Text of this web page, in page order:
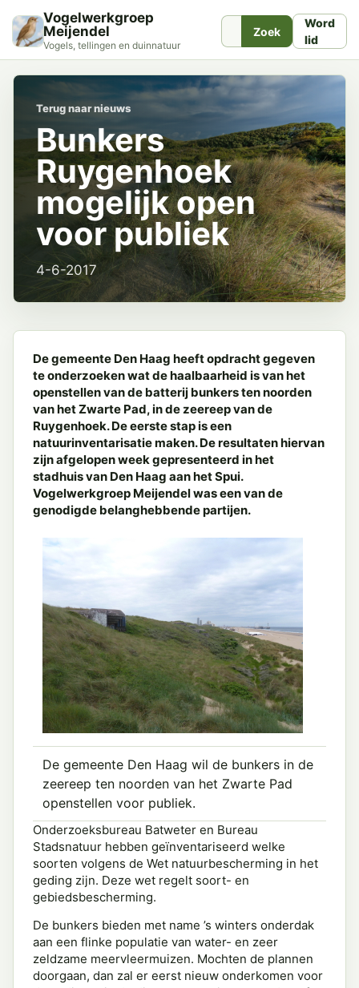
Vogelwerkgroep
Meijendel
Vogels, tellingen en duinnatuur
Zoek
Word
lid
Terug naar nieuws
Bunkers
Ruygenhoek
mogelijk open
voor publiek
4-6-2017
De gemeente Den Haag heeft opdracht gegeven
te onderzoeken wat de haalbaarheid is van het
openstellen van de batterij bunkers ten noorden
van het Zwarte Pad, in de zeereep van de
Ruygenhoek. De eerste stap is een
natuurinventarisatie maken. De resultaten hiervan
zijn afgelopen week gepresenteerd in het
stadhuis van Den Haag aan het Spui.
Vogelwerkgroep Meijendel was een van de
genodigde belanghebbende partijen.
De gemeente Den Haag wil de bunkers in de
zeereep ten noorden van het Zwarte Pad
openstellen voor publiek.
Onderzoeksbureau Batweter en Bureau
Stadsnatuur hebben geïnventariseerd welke
soorten volgens de Wet natuurbescherming in het
geding zijn. Deze wet regelt soort- en
gebiedsbescherming.
De bunkers bieden met name ’s winters onderdak
aan een flinke populatie van water- en zeer
zeldzame meervleermuizen. Mochten de plannen
doorgaan, dan zal er eerst nieuw onderkomen voor